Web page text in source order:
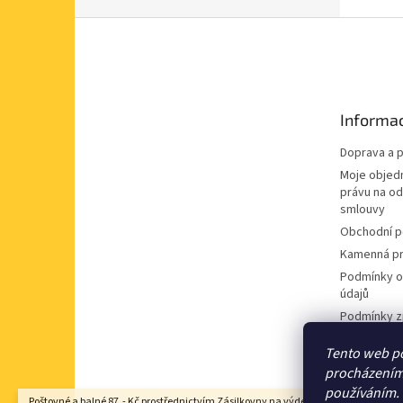
Tento web
používáním.
Doprava a
Moje
právu na
smlouvy
Obchodní
Kamenná
Podmínky
údajů
Podmínky
Souhlas
nabídek